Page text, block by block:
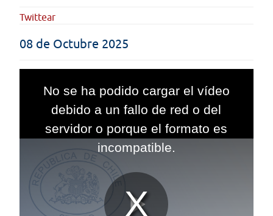
Twittear
08 de Octubre 2025
window.
No se ha podido cargar el vídeo
debido a un fallo de red o del
servidor o porque el formato es
incompatible.